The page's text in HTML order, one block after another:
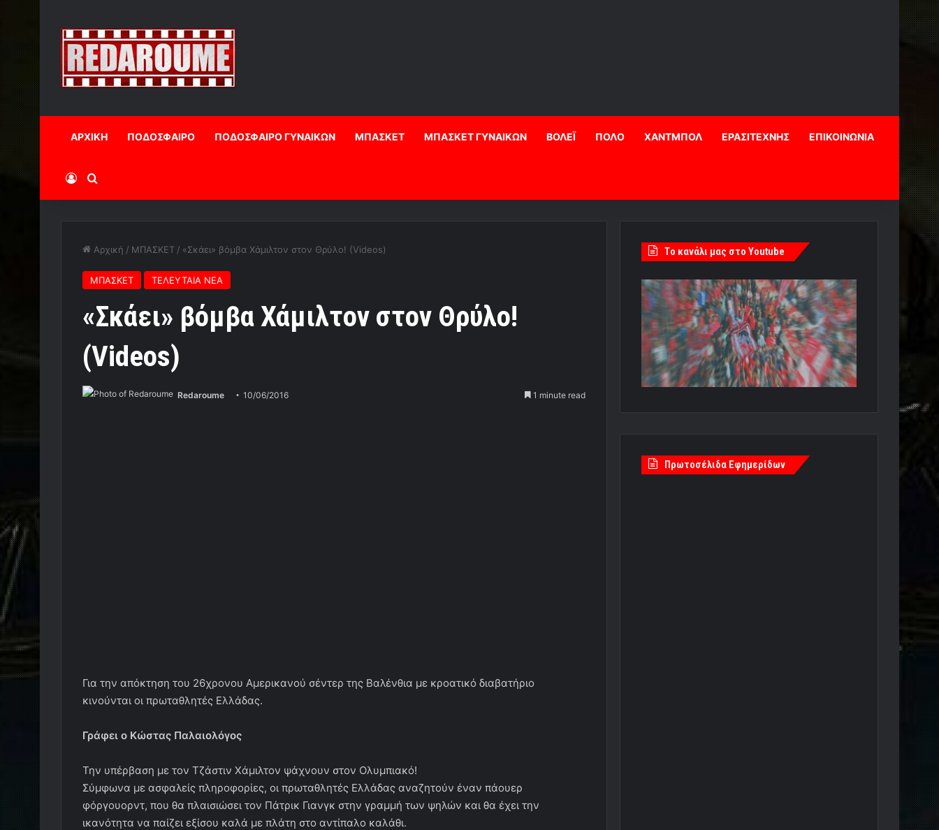
ΑΡΧΙΚΗ ΠΟΔΟΣΦΑΙΡΟ ΠΟΔΟΣΦΑΙΡΟ ΓΥΝΑΙΚΩΝ ΜΠΑΣΚΕΤ ΜΠΑΣΚΕΤ ΓΥΝΑΙΚΩΝ ΒΟΛΕΪ ΠΟΛΟ ΧΑΝΤΜΠΟΛ ΕΡΑΣΙΤΕΧΝΗΣ ΕΠΙΚΟΙΝΩΝΙΑ
Log InΑναζήτηση
Αρχική / ΜΠΑΣΚΕΤ / «Σκάει» βόμβα Χάμιλτον στον Θρύλο! (Videos)
ΜΠΑΣΚΕΤ ΤΕΛΕΥΤΑΙΑ ΝΕΑ
«Σκάει» βόμβα Χάμιλτον στον Θρύλο!
(Videos)
Redaroume 10/06/2016 1 minute read
Για την απόκτηση του 26χρονου Αμερικανού σέντερ της Βαλένθια με κροατικό διαβατήριο
κινούνται οι πρωταθλητές Ελλάδας.
Γράφει ο Κώστας Παλαιολόγος
Την υπέρβαση με τον Τζάστιν Χάμιλτον ψάχνουν στον Ολυμπιακό!
Σύμφωνα με ασφαλείς πληροφορίες, οι πρωταθλητές Ελλάδας αναζητούν έναν πάουερ
φόργουορντ, που θα πλαισιώσει τον Πάτρικ Γιανγκ στην γραμμή των ψηλών και θα έχει την
ικανότητα να παίζει εξίσου καλά με πλάτη στο αντίπαλο καλάθι.
Tο κανάλι μας στο Youtube
Πρωτοσέλιδα Εφημερίδων